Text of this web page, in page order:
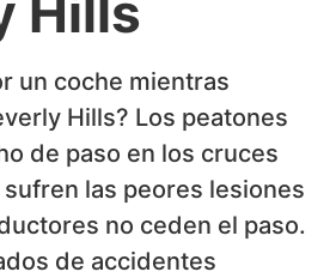
Hills
un coche mientras
Hills? Los peatones
de paso en los cruces
las peores lesiones
no ceden el paso.
de accidentes